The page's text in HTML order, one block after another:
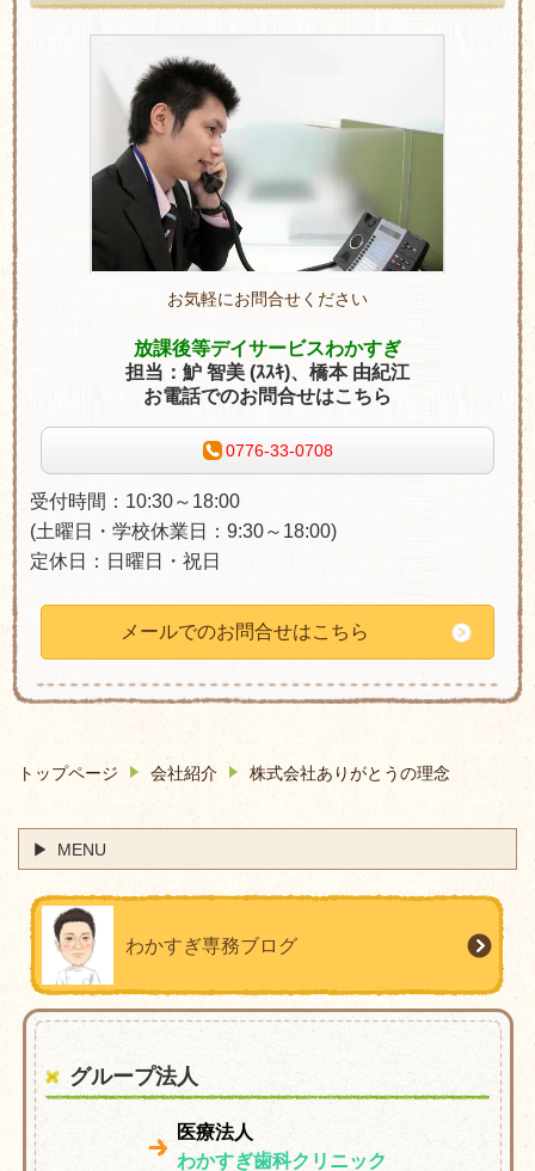
お気軽にお問合せください
放課後等デイサービスわかすぎ
担当： 魲 智美 (ｽｽｷ)、 橋本 由紀江
お電話でのお問合せはこちら
0776-33-0708
受付時間：10:30～18:00
(土曜日・学校休業日：9:30～18:00)
定休日：日曜日・祝日
メールでのお問合せはこちら
トップページ 会社紹介 株式会社ありがとうの理念
MENU
わかすぎ専務ブログ
グループ法人
医療法人
わかすぎ歯科クリニック